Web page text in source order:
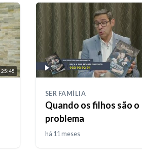
25:45
SER FAMÍLIA
Quando os filhos são o
problema
há 11 meses